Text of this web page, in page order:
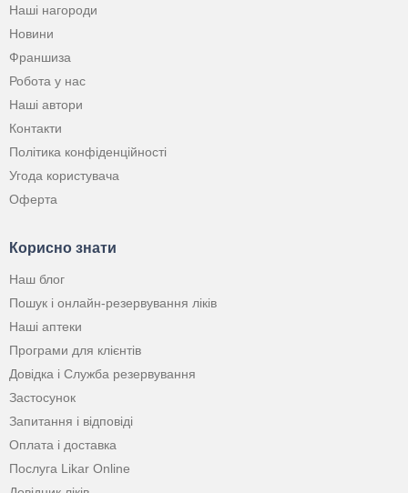
Наші нагороди
Новини
Франшиза
Робота у нас
Наші автори
Контакти
Політика конфіденційності
Угода користувача
Оферта
Корисно знати
Наш блог
Пошук і онлайн-резервування ліків
Наші аптеки
Програми для клієнтів
Довідка і Служба резервування
Застосунок
Запитання і відповіді
Оплата і доставка
Послуга Likar Online